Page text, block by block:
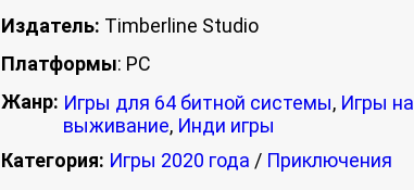
Издатель: Timberline Studio
Платформы: PC
Жанр: Игры для 64 битной системы, Игры на
выживание, Инди игры
Категория: Игры 2020 года / Приключения